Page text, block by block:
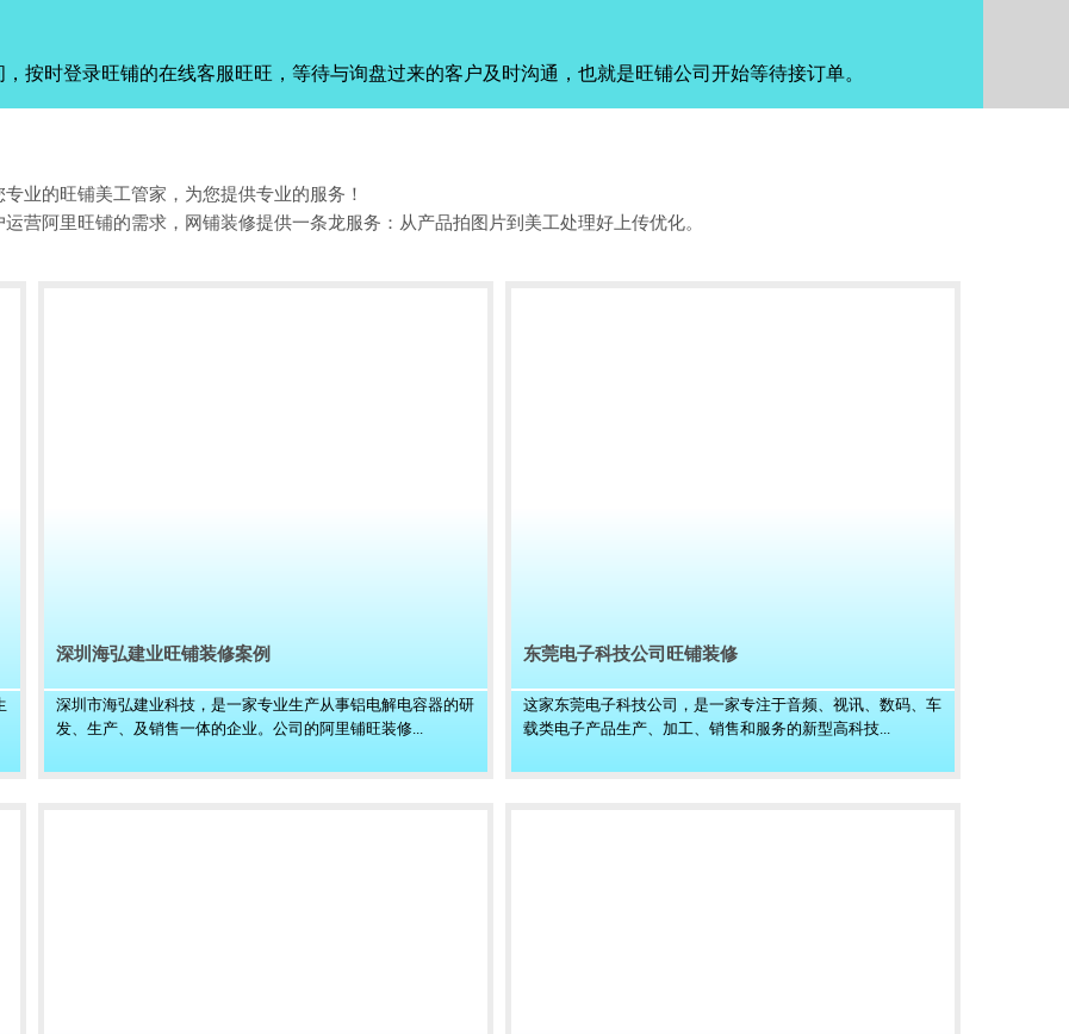
按时登录旺铺的在线客服旺旺，等待与询盘过来的客户及时沟通，也就是旺铺公司开始等待接订单。
专业的旺铺美工管家，为您提供专业的服务！
运营阿里旺铺的需求，网铺装修提供一条龙服务：从产品拍图片到美工处理好上传优化。
深圳海弘建业旺铺装修案例
深圳市海弘建业科技，是一家专业生产从事铝电解电容器的研
发、生产、及销售一体的企业。公司的阿里铺旺装修...
东莞电子科技公司旺铺装修
这家东莞电子科技公司，是一家专注于音频、视讯、数码、车
载类电子产品生产、加工、销售和服务的新型高科技...